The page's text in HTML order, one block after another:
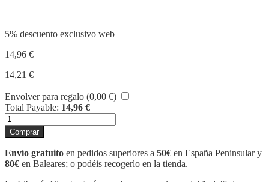
5% descuento exclusivo web
14,96 €
14,21 €
Envolver para regalo (0,00 €)
Total Payable: 14,96 €
L'ANEGUETA
QUE
VA
VENIR
A
Comprar
Envío gratuito en pedidos superiores a 50€ en España Peninsular y
80€ en Baleares; o podéis recogerlo en la tienda.